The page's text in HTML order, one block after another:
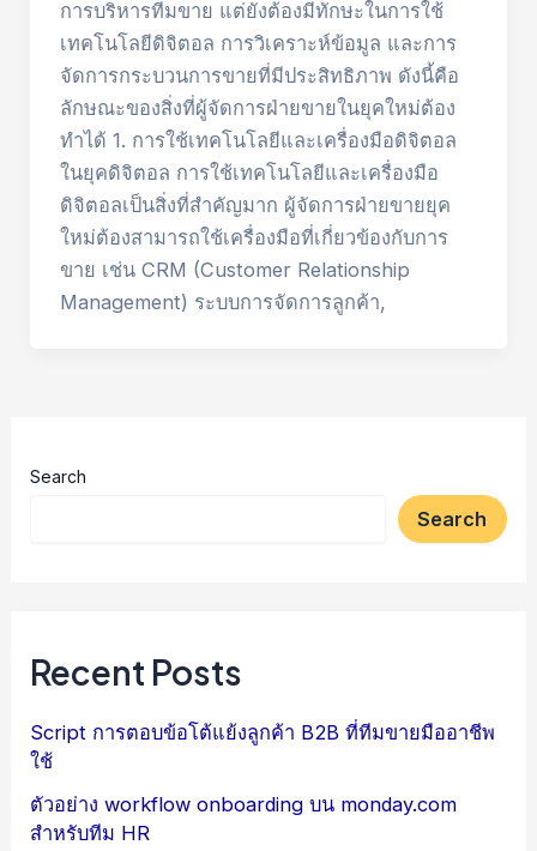
การบริหารทีมขาย แต่ยังต้องมีทักษะในการใช้
เทคโนโลยีดิจิตอล การวิเคราะห์ข้อมูล และการ
จัดการกระบวนการขายที่มีประสิทธิภาพ ดังนี้คือ
ลักษณะของสิ่งที่ผู้จัดการฝ่ายขายในยุคใหม่ต้อง
ทำได้ 1. การใช้เทคโนโลยีและเครื่องมือดิจิตอล
ในยุคดิจิตอล การใช้เทคโนโลยีและเครื่องมือ
ดิจิตอลเป็นสิ่งที่สำคัญมาก ผู้จัดการฝ่ายขายยุค
ใหม่ต้องสามารถใช้เครื่องมือที่เกี่ยวข้องกับการ
ขาย เช่น CRM (Customer Relationship
Management) ระบบการจัดการลูกค้า,
Search
Search
Recent Posts
Script การตอบข้อโต้แย้งลูกค้า B2B ที่ทีมขายมืออาชีพ
ใช้
ตัวอย่าง workflow onboarding บน monday.com
สำหรับทีม HR